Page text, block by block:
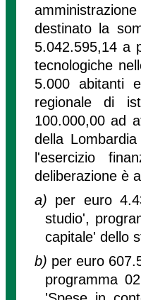
destinato la
5.042.595,14 a
tecnologiche
5.000 abitanti
regionale di
100.000,00 ad
della
l'esercizio
deliberazione è
a) per euro
studio',
capitale' dello
b) per euro
programma